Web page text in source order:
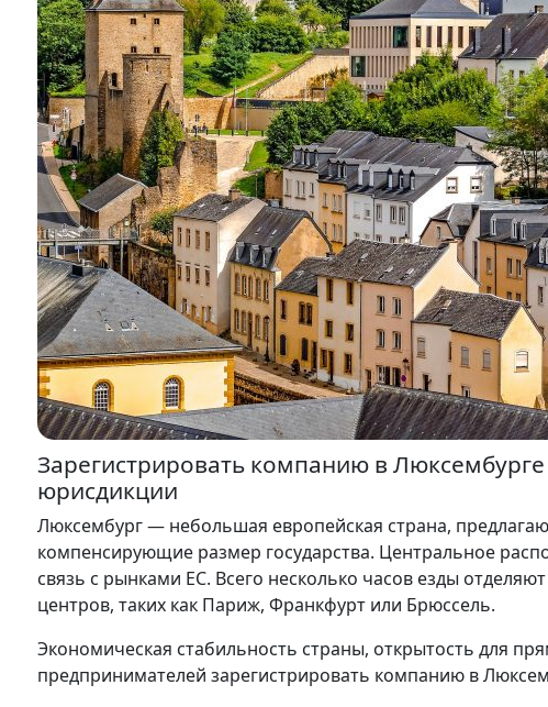
Зарегистрировать компанию в
юрисдикции
Люксембург — небольшая европейская страна,
компенсирующие размер государства. Центральное
связь с рынками ЕС. Всего несколько часов езды
центров, таких как Париж, Франкфурт или Брюссель.
Экономическая стабильность страны, открытость для
предпринимателей зарегистрировать компанию в